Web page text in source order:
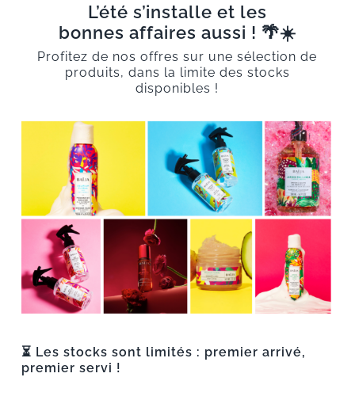
L’été s’installe et les
bonnes affaires aussi ! 🌴☀️
Profitez de nos offres sur une sélection de
produits, dans la limite des stocks
disponibles !
⏳ Les stocks sont limités : premier arrivé,
premier servi !